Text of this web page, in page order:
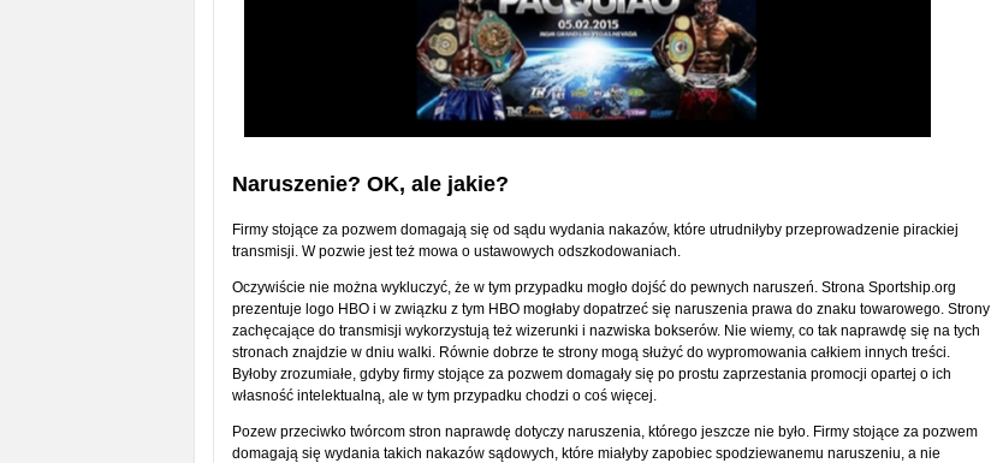
Naruszenie? OK, ale jakie?
Firmy stojące za pozwem domagają się od sądu wydania nakazów, które utrudniłyby przeprowadzenie pirackiej
transmisji. W pozwie jest też mowa o ustawowych odszkodowaniach.
Oczywiście nie można wykluczyć, że w tym przypadku mogło dojść do pewnych naruszeń. Strona Sportship.org
prezentuje logo HBO i w związku z tym HBO mogłaby dopatrzeć się naruszenia prawa do znaku towarowego. Strony
zachęcające do transmisji wykorzystują też wizerunki i nazwiska bokserów. Nie wiemy, co tak naprawdę się na tych
stronach znajdzie w dniu walki. Równie dobrze te strony mogą służyć do wypromowania całkiem innych treści.
Byłoby zrozumiałe, gdyby firmy stojące za pozwem domagały się po prostu zaprzestania promocji opartej o ich
własność intelektualną, ale w tym przypadku chodzi o coś więcej.
Pozew przeciwko twórcom stron naprawdę dotyczy naruszenia, którego jeszcze nie było. Firmy stojące za pozwem
domagają się wydania takich nakazów sądowych, które miałyby zapobiec spodziewanemu naruszeniu, a nie